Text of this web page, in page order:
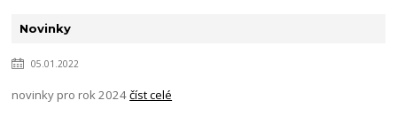
Novinky
05.01.2022
novinky pro rok 2024číst celé